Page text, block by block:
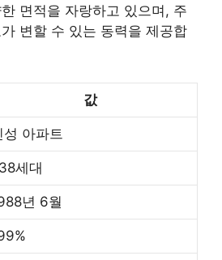
면적을 자랑하고 있으며, 주
변할 수 있는 동력을 제공합
값
성 아파트
세대
년 6월